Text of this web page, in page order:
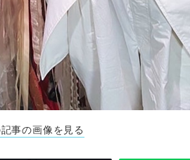
事の画像を見る